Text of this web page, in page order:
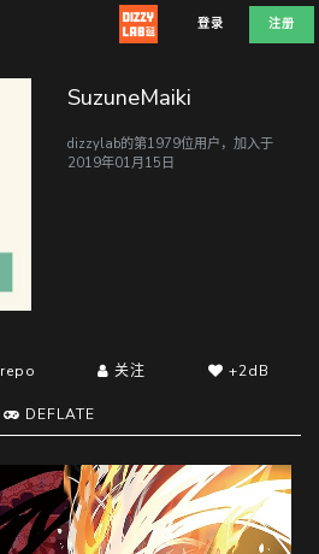
登录 注册
SuzuneMaiki
dizzylab的第1979位用户，加入于
2019年01月15日
repo 关注 +2dB
DEFLATE